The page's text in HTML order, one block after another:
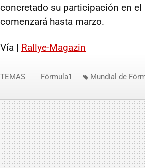
concretado su participación en el
comenzará hasta marzo.
Vía | Rallye-Magazin
TEMAS Fórmula1 Mundial de